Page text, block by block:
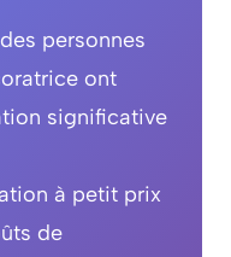
personnes
ont
significative
à petit prix
de